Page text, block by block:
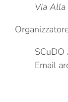
Via Alla
SCuDO
Email